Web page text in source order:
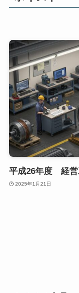
平成26年度 経
2025年1月21日